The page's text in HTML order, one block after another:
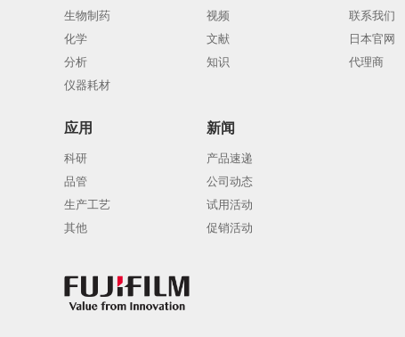
生物制药
化学
分析
仪器耗材
视频
文献
知识
联系我们
日本官网
代理商
应用
科研
品管
生产工艺
其他
新闻
产品速递
公司动态
试用活动
促销活动